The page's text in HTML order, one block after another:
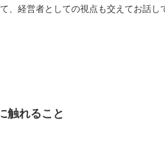
、経営者としての視点も交えてお話し
触れること